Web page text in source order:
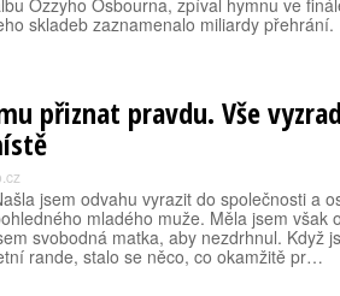
Ozzyho Osbourna, zpíval hymnu ve
skladeb zaznamenalo miliardy přehrání.
přiznat pravdu. Vše
jsem odvahu vyrazit do společnosti a
mladého muže. Měla jsem však
svobodná matka, aby nezdrhnul. Když
rande, stalo se něco, co okamžitě pr…